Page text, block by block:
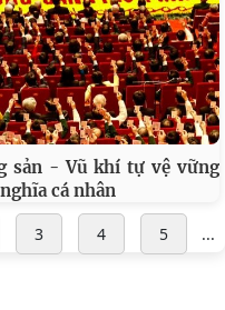
sản - Vũ khí tự vệ vững
cá nhân
3 4 5 ...